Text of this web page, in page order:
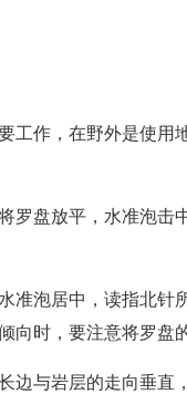
工作，在野外是使用
罗盘放平，水准泡击
准泡居中，读指北针
向时，要注意将罗盘
边与岩层的走向垂直